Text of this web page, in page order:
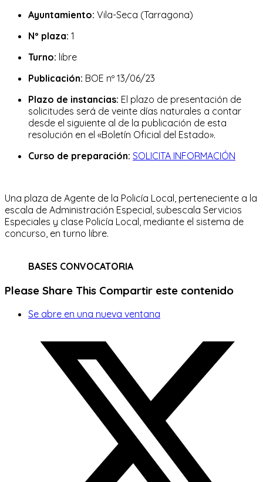
Ayuntamiento: Vila-Seca (Tarragona)
Nº plaza: 1
Turno: libre
Publicación: BOE nº 13/06/23
Plazo de instancias: El plazo de presentación de
solicitudes será de veinte días naturales a contar
desde el siguiente al de la publicación de esta
resolución en el «Boletín Oficial del Estado».
Curso de preparación: SOLICITA INFORMACIÓN
Una plaza de Agente de la Policía Local, perteneciente a la
escala de Administración Especial, subescala Servicios
Especiales y clase Policía Local, mediante el sistema de
concurso, en turno libre.
BASES CONVOCATORIA
Please Share This Compartir este contenido
Se abre en una nueva ventana